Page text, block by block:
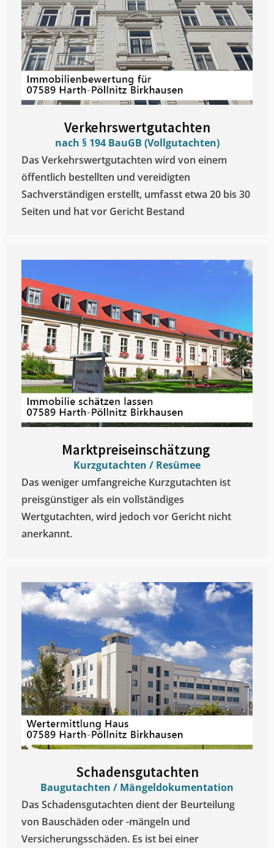
Verkehrswertgutachten
nach § 194 BauGB (Vollgutachten)
Das Verkehrswertgutachten wird von einem
öffentlich bestellten und vereidigten
Sachverständigen erstellt, umfasst etwa 20 bis 30
Seiten und hat vor Gericht Bestand
Marktpreiseinschätzung ​
Kurzgutachten / Resümee
Das weniger umfangreiche Kurzgutachten ist
preisgünstiger als ein vollständiges
Wertgutachten, wird jedoch vor Gericht nicht
anerkannt.
Schadensgutachten
Baugutachten / Mängeldokumentation
Das Schadensgutachten dient der Beurteilung
von Bauschäden oder -mängeln und
Versicherungsschäden. Es ist bei einer